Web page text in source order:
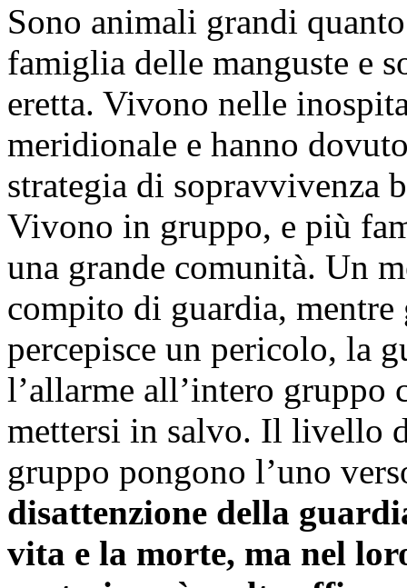
Sono animali grandi
famiglia delle manguste e
eretta. Vivono nelle
meridionale e hanno
strategia di sopravvivenza
Vivono in gruppo, e più
una grande comunità. Un
compito di guardia,
percepisce un pericolo, la
l’allarme all’intero gruppo
mettersi in salvo. Il livello
gruppo pongono l’uno
disattenzione della
vita e la morte, ma nel